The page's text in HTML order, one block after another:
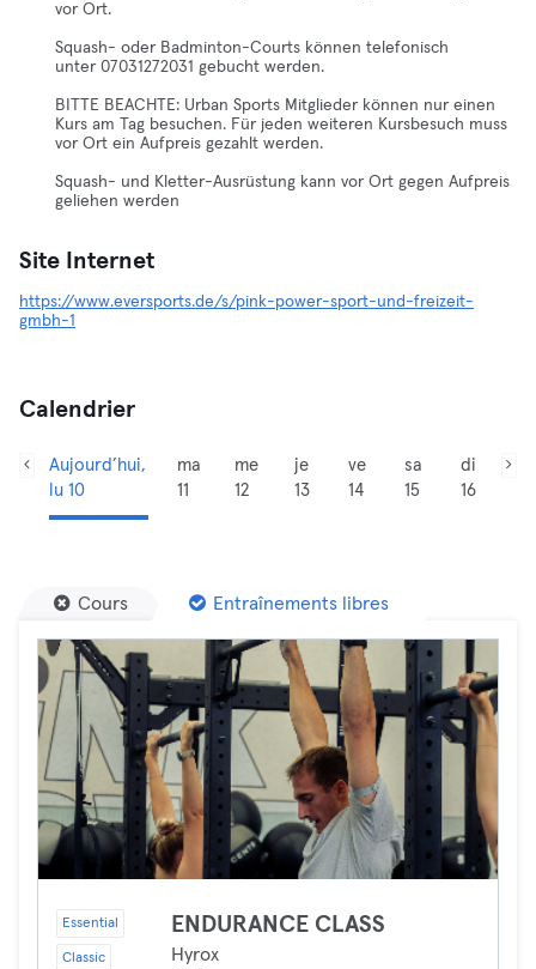
vor Ort.
Squash- oder Badminton-Courts können telefonisch
unter 07031272031 gebucht werden.
BITTE BEACHTE: Urban Sports Mitglieder können nur einen
Kurs am Tag besuchen. Für jeden weiteren Kursbesuch muss
vor Ort ein Aufpreis gezahlt werden.
Squash- und Kletter-Ausrüstung kann vor Ort gegen Aufpreis
geliehen werden
Site Internet
https://www.eversports.de/s/pink-power-sport-und-freizeit-
gmbh-1
Calendrier
Aujourd’hui,
lu 10
ma
11
me
12
je
13
ve
14
sa
15
di
16
Cours Entraînements libres
Essential
Classic
ENDURANCE CLASS
Hyrox